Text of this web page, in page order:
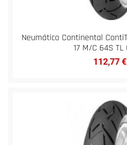
Neumático Continental
17 M/C 64S TL
112,77€